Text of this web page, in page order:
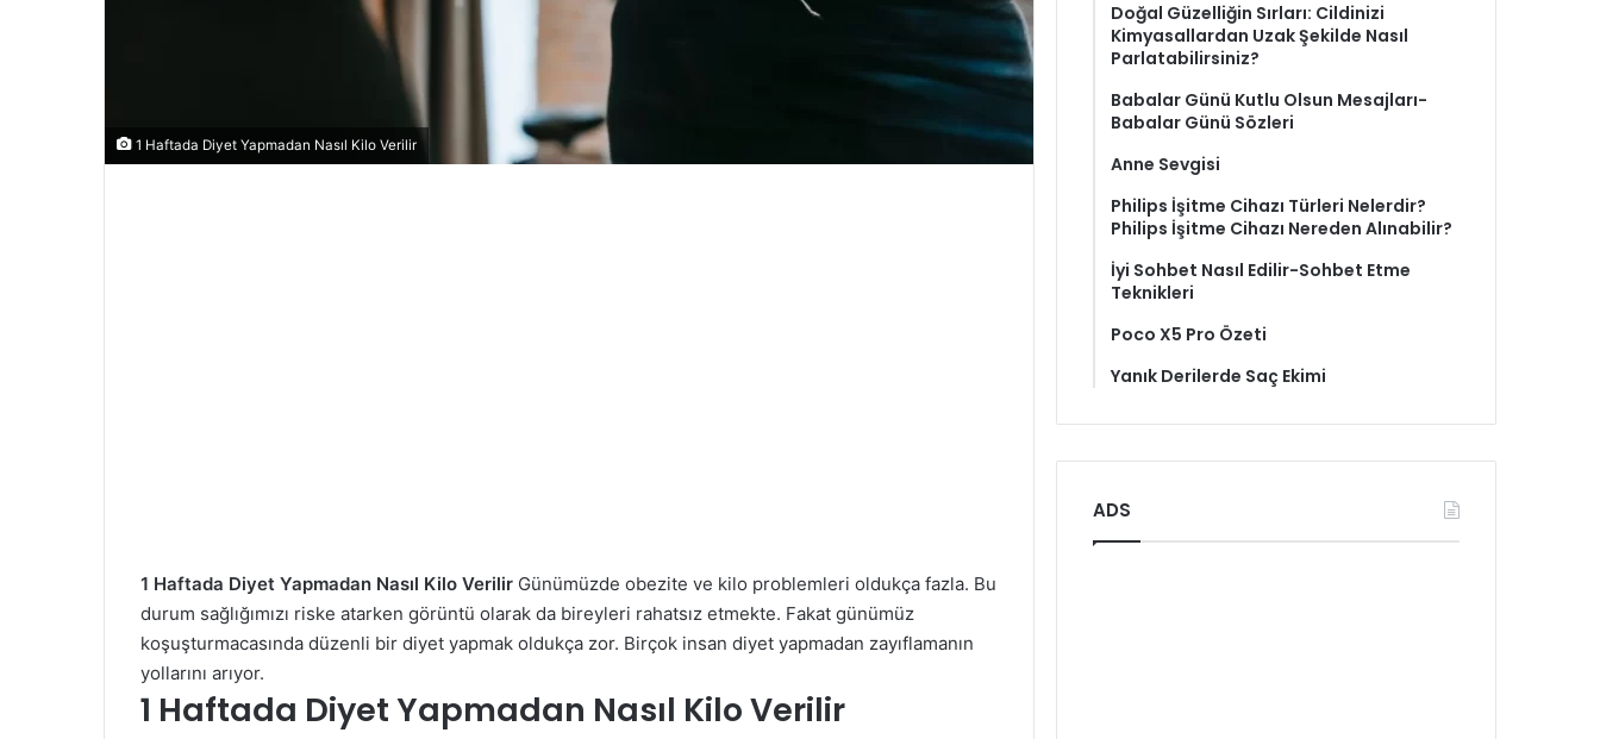
1 Haftada Diyet Yapmadan Nasıl Kilo Verilir
1 Haftada Diyet Yapmadan Nasıl Kilo Verilir Günümüzde obezite ve kilo problemleri oldukça fazla. Bu
durum sağlığımızı riske atarken görüntü olarak da bireyleri rahatsız etmekte. Fakat günümüz
koşuşturmacasında düzenli bir diyet yapmak oldukça zor. Birçok insan diyet yapmadan zayıflamanın
yollarını arıyor.
1 Haftada Diyet Yapmadan Nasıl Kilo Verilir
Doğal Güzelliğin Sırları: Cildinizi
Kimyasallardan Uzak Şekilde Nasıl
Parlatabilirsiniz?
Babalar Günü Kutlu Olsun Mesajları-
Babalar Günü Sözleri
Anne Sevgisi
Philips İşitme Cihazı Türleri Nelerdir?
Philips İşitme Cihazı Nereden Alınabilir?
İyi Sohbet Nasıl Edilir-Sohbet Etme
Teknikleri
Poco X5 Pro Özeti
Yanık Derilerde Saç Ekimi
ADS